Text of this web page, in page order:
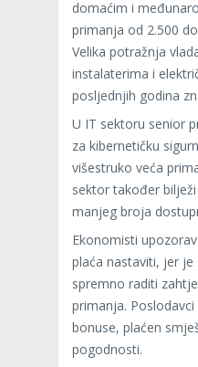
domaćim i
primanja od 2.500
Velika potražnja
instalaterima i
posljednjih godina
U IT sektoru senior
za kibernetičku
višestruko veća
sektor također
manjeg broja
Ekonomisti
plaća nastaviti, jer je
spremno raditi
primanja.
bonuse, plaćen
pogodnosti.